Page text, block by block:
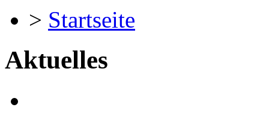
> Startseite
Aktuelles